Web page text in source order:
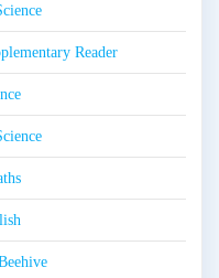
Reader